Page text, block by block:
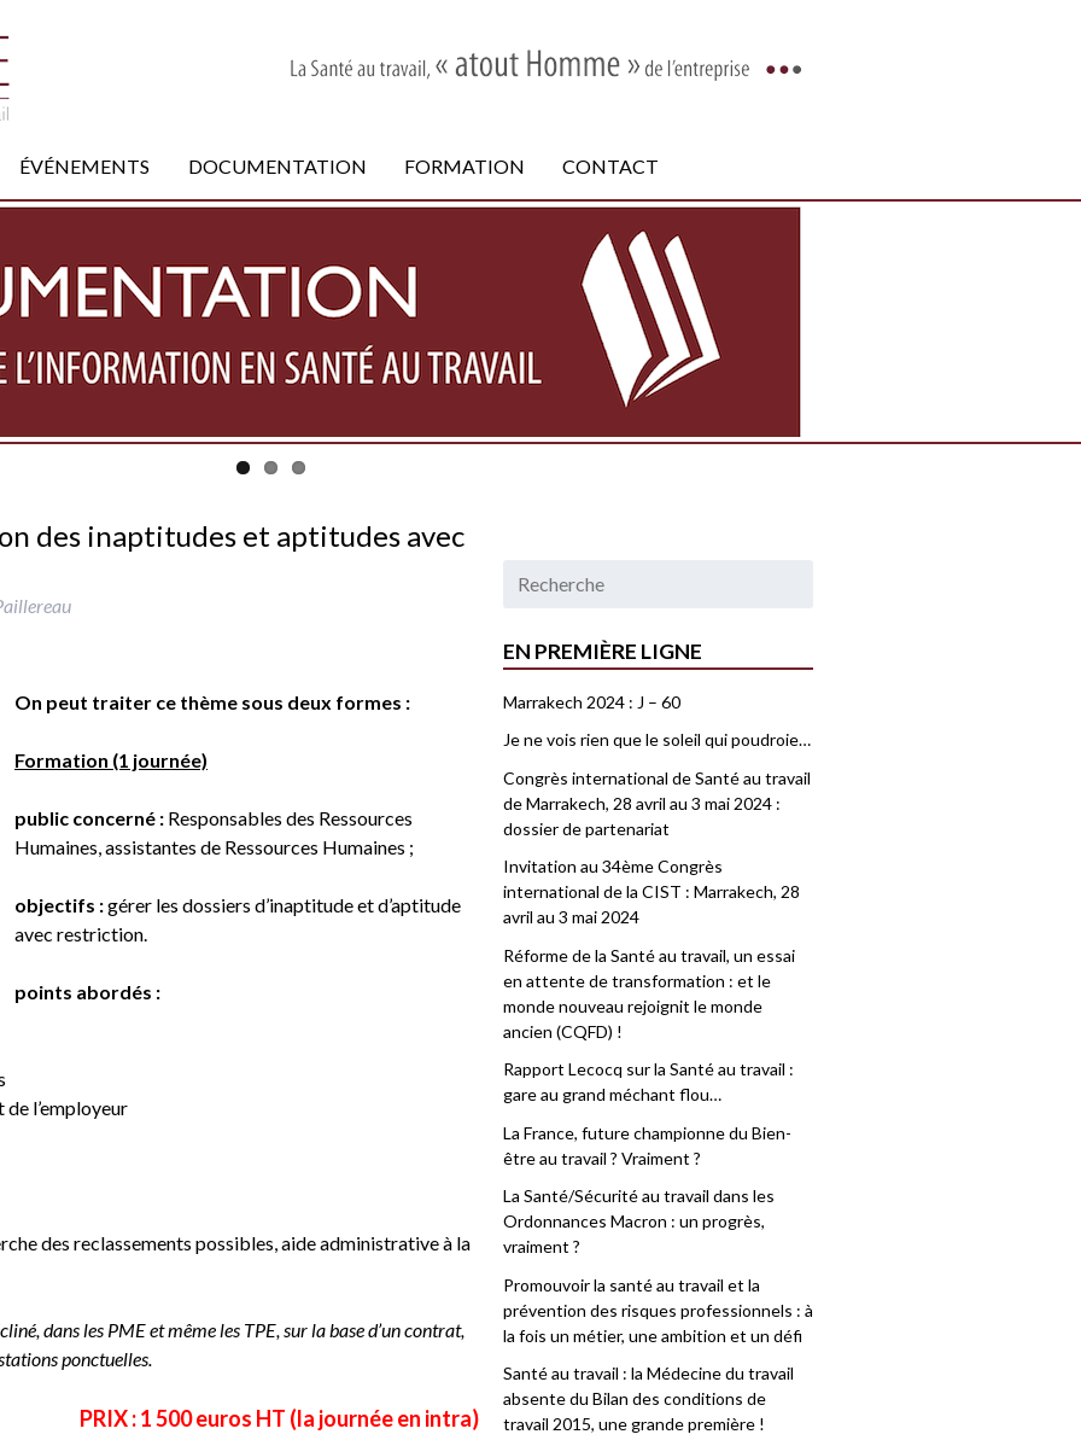
ÉVÉNEMENTS DOCUMENTATION FORMATION CONTACT
des inaptitudes et aptitudes avec
On peut traiter ce thème sous deux formes :
Formation (1 journée)
public concerné : Responsables des Ressources
Humaines, assistantes de Ressources Humaines ;
objectifs :gérer les dossiers d’inaptitude et d’aptitude
avec restriction.
points abordés :
l’employeur
des reclassements possibles, aide administrative à la
dans les PME et même les TPE, sur la base d’un contrat,
ponctuelles.
PRIX : 1 500 euros HT (la journée en intra)
EN PREMIÈRE LIGNE
Marrakech 2024 : J – 60
Je ne vois rien que le soleil qui poudroie…
Congrès international de Santé au travail
de Marrakech, 28 avril au 3 mai 2024 :
dossier de partenariat
Invitation au 34ème Congrès
international de la CIST : Marrakech, 28
avril au 3 mai 2024
Réforme de la Santé au travail, un essai
en attente de transformation : et le
monde nouveau rejoignit le monde
ancien (CQFD) !
Rapport Lecocq sur la Santé au travail :
gare au grand méchant flou…
La France, future championne du Bien-
être au travail ? Vraiment ?
La Santé/Sécurité au travail dans les
Ordonnances Macron : un progrès,
vraiment ?
Promouvoir la santé au travail et la
prévention des risques professionnels : à
la fois un métier, une ambition et un défi
Santé au travail : la Médecine du travail
absente du Bilan des conditions de
travail 2015, une grande première !